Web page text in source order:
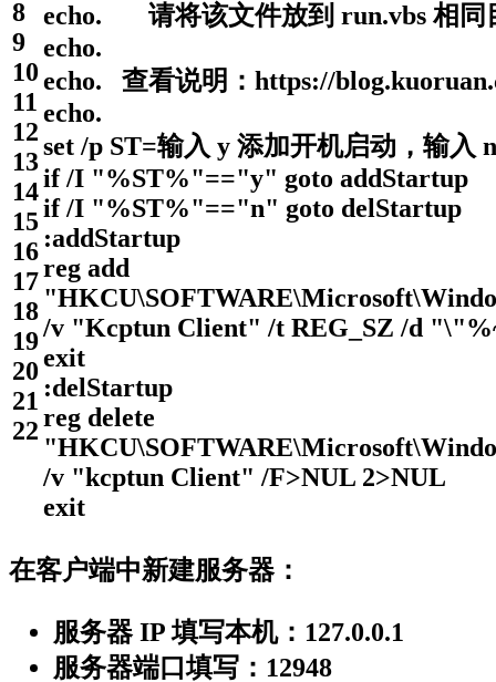
8
9
10
11
12
13
14
15
16
17
18
19
20
21
22
echo. 请将该文件放到 run.vbs 相同
echo.
echo. 查看说明：https://
echo.
set /p ST=输入 y 添加开机启动，输入
if /I "%ST%"=="y" goto addStartup
if /I "%ST%"=="n" goto delStartup
:addStartup
reg add
/v "Kcptun Client" /t REG SZ /d
exit
:delStartup
reg delete
/v "kcptun Client" /F>NUL 2>NUL
exit
在客户端中新建服务器：
服务器 IP 填写本机：127.0.0.1
服务器端口填写：12948